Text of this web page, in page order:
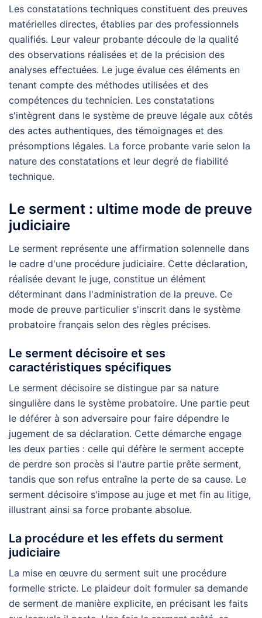
Les constatations techniques constituent des preuves
matérielles directes, établies par des professionnels
qualifiés. Leur valeur probante découle de la qualité
des observations réalisées et de la précision des
analyses effectuées. Le juge évalue ces éléments en
tenant compte des méthodes utilisées et des
compétences du technicien. Les constatations
s'intègrent dans le système de preuve légale aux côtés
des actes authentiques, des témoignages et des
présomptions légales. La force probante varie selon la
nature des constatations et leur degré de fiabilité
technique.
Le serment : ultime mode de preuve
judiciaire
Le serment représente une affirmation solennelle dans
le cadre d'une procédure judiciaire. Cette déclaration,
réalisée devant le juge, constitue un élément
déterminant dans l'administration de la preuve. Ce
mode de preuve particulier s'inscrit dans le système
probatoire français selon des règles précises.
Le serment décisoire et ses
caractéristiques spécifiques
Le serment décisoire se distingue par sa nature
singulière dans le système probatoire. Une partie peut
le déférer à son adversaire pour faire dépendre le
jugement de sa déclaration. Cette démarche engage
les deux parties : celle qui défère le serment accepte
de perdre son procès si l'autre partie prête serment,
tandis que son refus entraîne la perte de sa cause. Le
serment décisoire s'impose au juge et met fin au litige,
illustrant ainsi sa force probante absolue.
La procédure et les effets du serment
judiciaire
La mise en œuvre du serment suit une procédure
formelle stricte. Le plaideur doit formuler sa demande
de serment de manière explicite, en précisant les faits